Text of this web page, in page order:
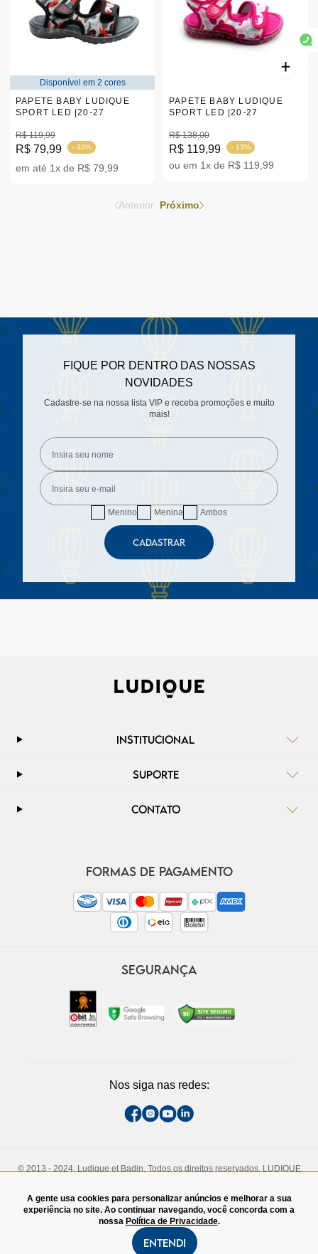
Disponível em 2 cores
PAPETE BABY LUDIQUE
SPORT LED |20-27
R$ 119,99
R$ 79,99 - 33%
em até 1x de R$ 79,99
PAPETE BABY LUDIQUE
SPORT LED |20-27
R$ 138,00
R$ 119,99 - 13%
ou em 1x de R$ 119,99
Anterior Próximo
FIQUE POR DENTRO DAS NOSSAS
NOVIDADES
Cadastre-se na nossa lista VIP e receba promoções e muito
mais!
Menino Menina Ambos
CADASTRAR
INSTITUCIONAL
SUPORTE
CONTATO
FORMAS DE PAGAMENTO
SEGURANÇA
Nos siga nas redes:
© 2013 - 2024, Ludique et Badin. Todos os direitos reservados. LUDIQUE
Rua Padre João Manuel, 808, 1° andar. São Paulo, SP. CEP - 01411-000.
TEL:(11)3060-4828
A gente usa cookies para personalizar anúncios e melhorar a sua
experiência no site. Ao continuar navegando, você concorda com a
nossa Política de Privacidade.
Entendi